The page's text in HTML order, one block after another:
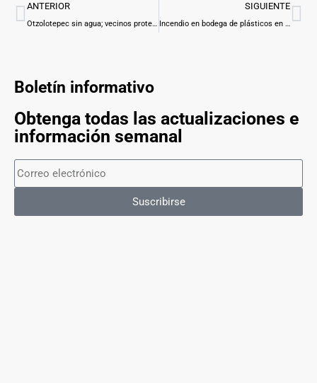
ANTERIOR
Otzolotepec sin agua; vecinos protestan
SIGUIENTE
Incendio en bodega de plásticos en Toluca; Ocho intoxicados
Boletín informativo
Obtenga todas las actualizaciones e
información semanal
Suscribirse